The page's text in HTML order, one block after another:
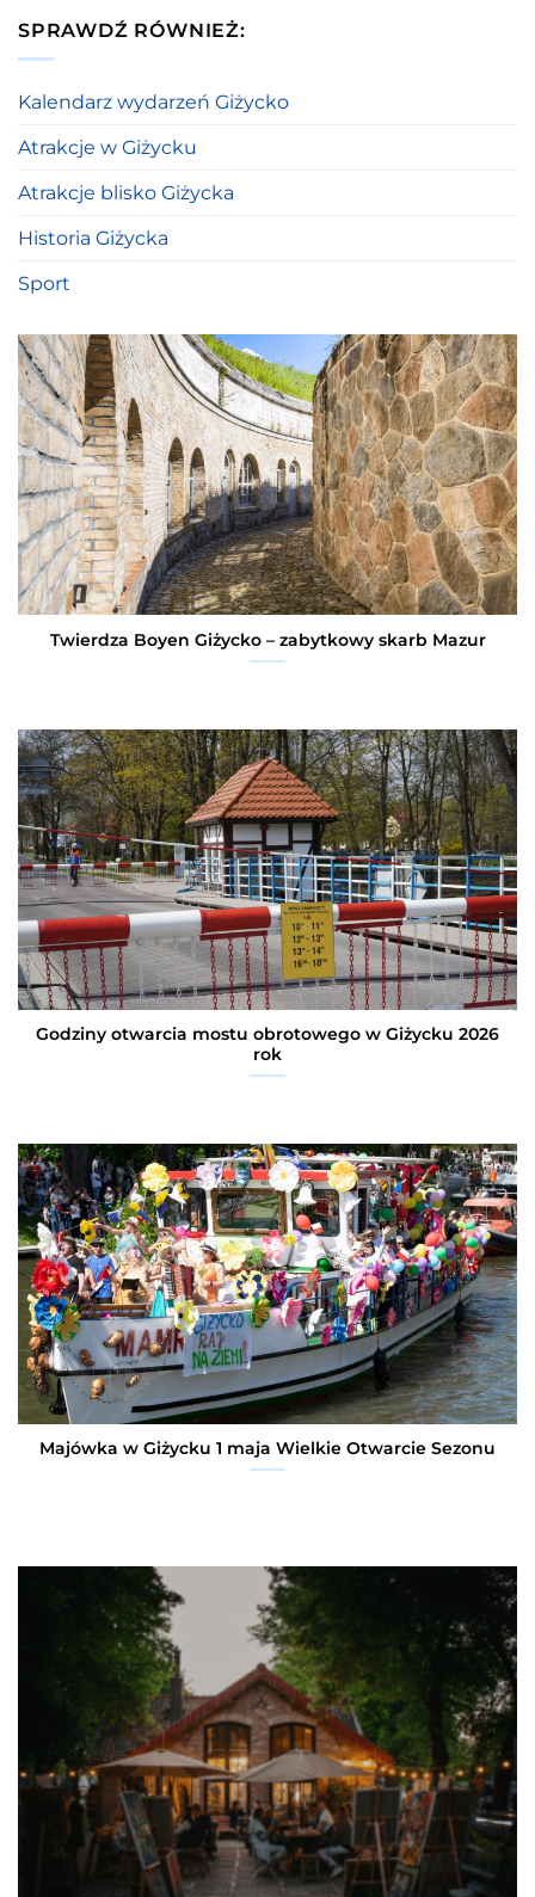
SPRAWDŹ RÓWNIEŻ:
Kalendarz wydarzeń Giżycko
Atrakcje w Giżycku
Atrakcje blisko Giżycka
Historia Giżycka
Sport
Twierdza Boyen Giżycko – zabytkowy skarb Mazur
Godziny otwarcia mostu obrotowego w Giżycku 2026
rok
Majówka w Giżycku 1 maja Wielkie Otwarcie Sezonu